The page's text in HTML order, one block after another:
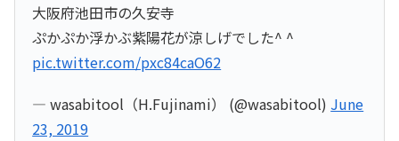
大阪府池田市の久安寺
ぷかぷか浮かぶ紫陽花が涼しげでした^ ^
pic.twitter.com/pxc84caO62
— wasabitool（H.Fujinami） (@wasabitool) June
23, 2019